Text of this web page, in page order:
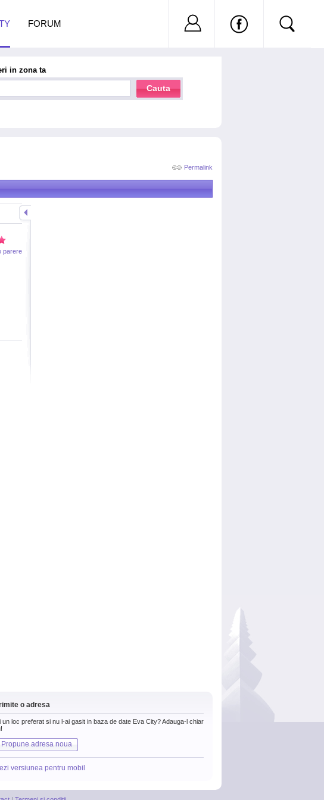
Permalink
parere
o adresa
un loc preferat si nu l-ai gasit in baza de date Eva City? Adauga-l chiar
Propune adresa noua
versiunea pentru mobil
in zona ta
Cauta
FORUM Nu ai cont?